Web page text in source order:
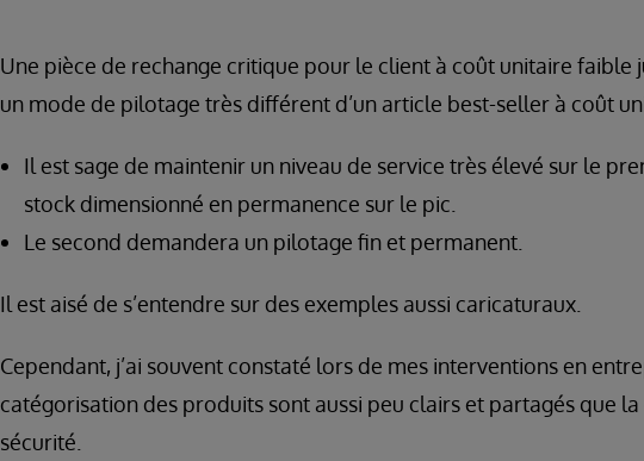
Une pièce de rechange critique pour le client à coût unitaire faible
un mode de pilotage très différent d’un article best-seller à coût
Il est sage de maintenir un niveau de service très élevé sur le
stock dimensionné en permanence sur le pic.
Le second demandera un pilotage fin et permanent.
Il est aisé de s’entendre sur des exemples aussi caricaturaux.
Cependant, j’ai souvent constaté lors de mes interventions en
catégorisation des produits sont aussi peu clairs et partagés que
sécurité.